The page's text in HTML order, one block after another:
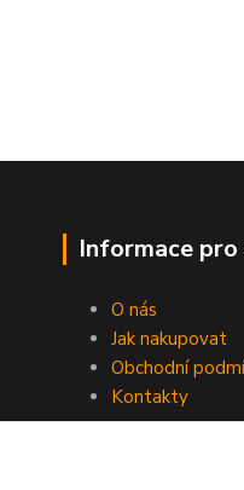
Informace pro
O nás
Jak nakupovat
Obchodní
Kontakty